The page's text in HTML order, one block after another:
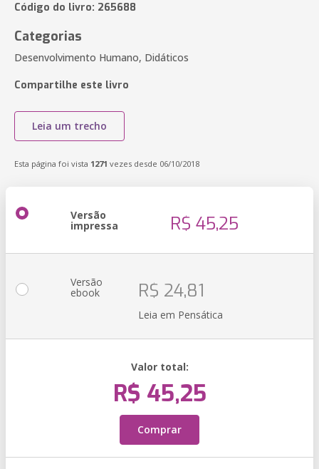
Código do livro: 265688
Categorias
Desenvolvimento Humano, Didáticos
Compartilhe este livro
Leia um trecho
Esta página foi vista 1271 vezes desde 06/10/2018
Versão
impressa R$ 45,25
Versão
ebook R$ 24,81
Leia em Pensática
Valor total:
R$ 45,25
Comprar